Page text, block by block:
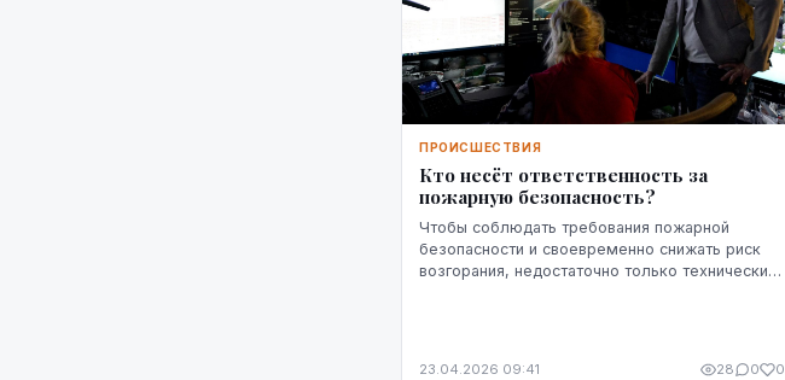
ПРОИСШЕСТВИЯ
Кто несёт ответственность за
пожарную безопасность?
Чтобы соблюдать требования пожарной
безопасности и своевременно снижать риск
возгорания, недостаточно только технических
23.04.2026 09:41 28 0 0